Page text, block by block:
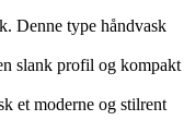
Denne type håndvask
slank profil og kompakt
et moderne og stilrent